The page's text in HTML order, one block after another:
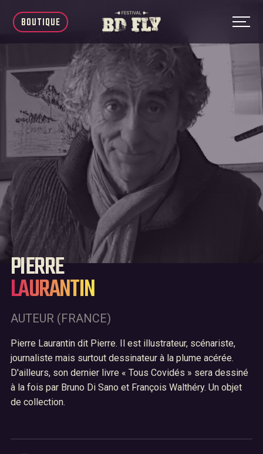
BOUTIQUE
01 Accueil
02 Le festival BD Fly
03 Archives
04 Nous contacter
PIERRE
LAURANTIN
AUTEUR (FRANCE)
Pierre Laurantin dit Pierre. Il est illustrateur, scénariste,
journaliste mais surtout dessinateur à la plume acérée.
D'ailleurs, son dernier livre « Tous Covidés » sera dessiné
à la fois par Bruno Di Sano et François Walthéry. Un objet
de collection.